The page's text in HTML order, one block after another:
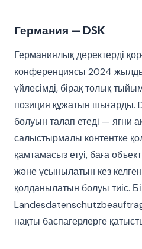
Германия — DSK
Германиялық деректерді
конференциясы 2024
үйлесімді, бірақ толық
позиция құжатын шығарды.
болуын талап етеді — яғни
салыстырмалы контентке қол
қамтамасыз етуі, баға
және ұсынылатын кез
қолданылатын болуы тиіс.
нақты баспагерлерге